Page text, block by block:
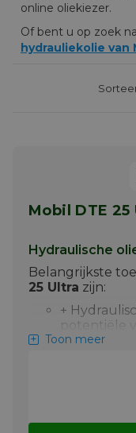
online oliekiezer.
Of bent u op zoek
hydrauliekolie van
Mobil DTE
Hydraulische
Belangrijkste
25 Ultra zijn:
+
potentiële
Machines
+ Waar
Toon meer